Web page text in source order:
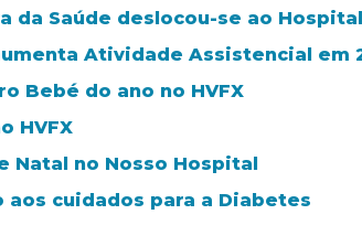
da Saúde deslocou-se ao
Atividade Assistencial em
Bebé do ano no HVFX
HVFX
Natal no Nosso Hospital
aos cuidados para a Diabetes